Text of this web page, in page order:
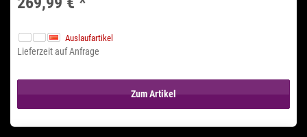
Auslaufartikel
Lieferzeit auf Anfrage
Zum Artikel